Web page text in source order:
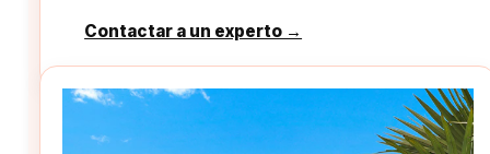
Contactar a un experto →